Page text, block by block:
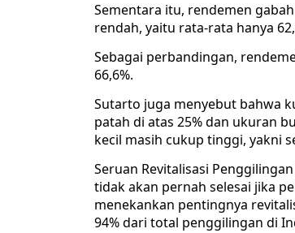
Sementara itu, rendemen
rendah, yaitu rata-rata hanya
Sebagai perbandingan,
66,6%.
Sutarto juga menyebut bahwa
patah di atas 25% dan ukuran
kecil masih cukup tinggi, yakni
Seruan Revitalisasi
tidak akan pernah selesai jika
menekankan pentingnya
94% dari total penggilingan di